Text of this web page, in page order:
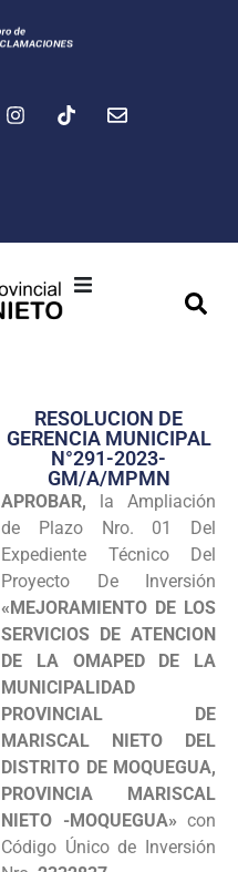
Transparencia
Seguridad
Programas
Intranet
RESOLUCION DE
GERENCIA MUNICIPAL
N°291-2023-
GM/A/MPMN
APROBAR, la Ampliación
de Plazo Nro. 01 Del
Expediente Técnico Del
Proyecto De Inversión
«MEJORAMIENTO DE LOS
SERVICIOS DE ATENCION
DE LA OMAPED DE LA
MUNICIPALIDAD
PROVINCIAL DE
MARISCAL NIETO DEL
DISTRITO DE MOQUEGUA,
PROVINCIA MARISCAL
NIETO -MOQUEGUA» con
Código Único de Inversión